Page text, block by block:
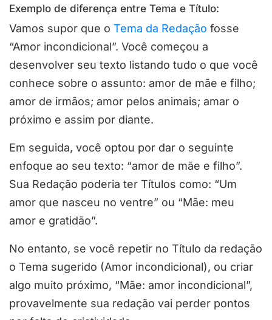
Exemplo de diferença entre Tema e Título:
Vamos supor que o Tema da Redação fosse
“Amor incondicional”. Você começou a
desenvolver seu texto listando tudo o que você
conhece sobre o assunto: amor de mãe e filho;
amor de irmãos; amor pelos animais; amar o
próximo e assim por diante.
Em seguida, você optou por dar o seguinte
enfoque ao seu texto: “amor de mãe e filho”.
Sua Redação poderia ter Títulos como: “Um
amor que nasceu no ventre” ou “Mãe: meu
amor e gratidão”.
No entanto, se você repetir no Título da redação
o Tema sugerido (Amor incondicional), ou criar
algo muito próximo, “Mãe: amor incondicional”,
provavelmente sua redação vai perder pontos